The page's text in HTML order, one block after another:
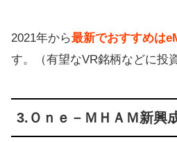
2021年から最新でおすすめは
す。（有望なVR銘柄などに投
3.Ｏｎｅ－ＭＨＡＭ新興